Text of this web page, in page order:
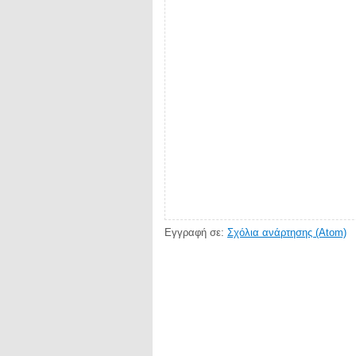
Εγγραφή σε: Σχόλια ανάρτησης (Atom)